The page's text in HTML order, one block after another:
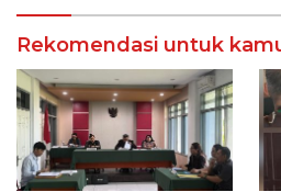
Rekomendasi untuk